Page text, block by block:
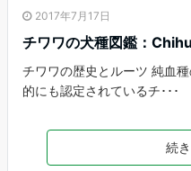
2017年7月17日
チワワの犬種図鑑：
チワワの歴史とルーツ 純血
的にも認定されているチ･･･
続